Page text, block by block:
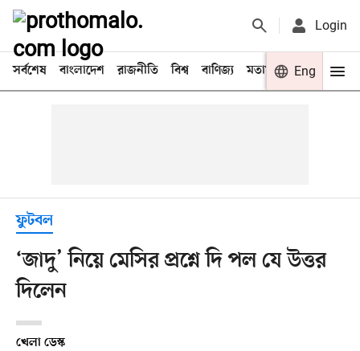
Login
সর্বশেষ বাংলাদেশ রাজনীতি বিশ্ব বাণিজ্য মতামত খেলা
Eng
ফুটবল
‘জাদু’ নিয়ে মেসির প্রশ্নে দি পল যে উত্তর
দিলেন
খেলা ডেস্ক